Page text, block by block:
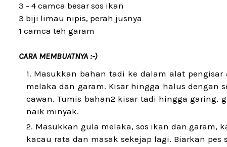
3 - 4 camca besar sos ikan
3 biji limau nipis, perah jusnya
1 camca teh garam
CARA MEMBUATNYA :-)
Masukkan bahan tadi ke dalam alat
melaka dan garam. Kisar hingga halus dengan
cawan. Tumis bahan2 kisar tadi hingga garing,
naik minyak.
Masukkan gula melaka, sos ikan dan garam,
kacau rata dan masak sekejap lagi. Biarkan